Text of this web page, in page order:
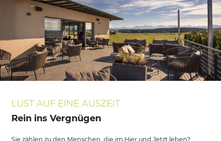
LUST AUF EINE AUSZEIT
Rein ins Vergnügen
Sie zählen zu den Menschen, die im Hier und Jetzt leben?